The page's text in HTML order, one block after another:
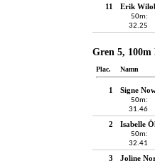
11 Erik
50m:
32.25
Gren 5, 100m
Plac. Namn
1 Signe
50m:
31.46
2 Isabelle
50m:
32.41
3 Joline